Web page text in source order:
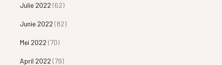
Julie 2022 (62)
Junie 2022 (82)
Mei 2022 (70)
April 2022 (79)